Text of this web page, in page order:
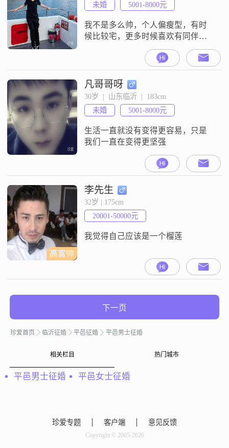
未婚
5001-8000元
我不是多么帅，个人偏瘦型，有时
候比较宅，更多时候喜欢有同伴一
起出去玩，只要开心玩什么都好，
我的另一半只要对父母好就可以
（双方），我希望以后能带着另一
半出去一起，哪怕走一走。一直在
广州工作，终于发现自己不小了，
想从家那边找个能够一起携手到老
的，真心的来
凡哥哥呀
30岁  |  山东临沂  |  183cm
未婚
5001-8000元
生活一直就没有变得更容易，只是
我们一直在变得更坚强
高富帅
李先生
32岁 | 175cm
20001-50000元
我觉得自己应该是一个榴莲
下一页
珍爱首页 临沂征婚 平邑征婚 平邑男士征婚
相关栏目 热门城市
平邑男士征婚 平邑女士征婚
珍爱专题 客户端 意见反馈
Copyright © 2005-2026